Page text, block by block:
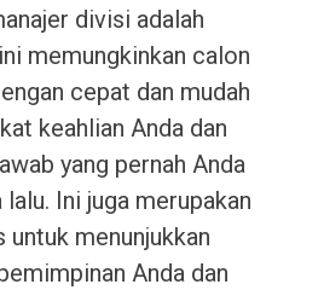
divisi adalah
memungkinkan calon
cepat dan mudah
keahlian Anda dan
yang pernah Anda
Ini juga merupakan
untuk menunjukkan
Anda dan